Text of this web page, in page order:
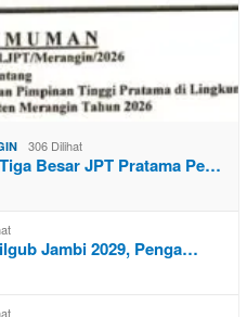
306 Dilihat
Besar JPT Pratama Pe…
Jambi 2029, Penga…